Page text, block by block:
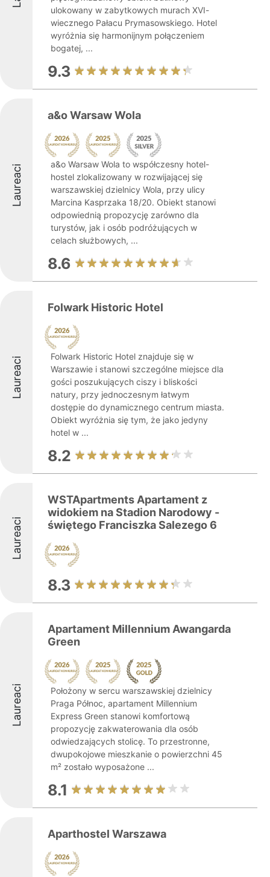
ulokowany w zabytkowych murach XVI-
wiecznego Pałacu Prymasowskiego. Hotel
wyróżnia się harmonijnym połączeniem
bogatej, ...
9.3
Laureaci
a&o Warsaw Wola
a&o Warsaw Wola to współczesny hotel-
hostel zlokalizowany w rozwijającej się
warszawskiej dzielnicy Wola, przy ulicy
Marcina Kasprzaka 18/20. Obiekt stanowi
odpowiednią propozycję zarówno dla
turystów, jak i osób podróżujących w
celach służbowych, ...
8.6
Laureaci
Folwark Historic Hotel
Folwark Historic Hotel znajduje się w
Warszawie i stanowi szczególne miejsce dla
gości poszukujących ciszy i bliskości
natury, przy jednoczesnym łatwym
dostępie do dynamicznego centrum miasta.
Obiekt wyróżnia się tym, że jako jedyny
hotel w ...
8.2
Laureaci
WSTApartments Apartament z
widokiem na Stadion Narodowy -
świętego Franciszka Salezego 6
8.3
Laureaci
Apartament Millennium Awangarda
Green
Położony w sercu warszawskiej dzielnicy
Praga Północ, apartament Millennium
Express Green stanowi komfortową
propozycję zakwaterowania dla osób
odwiedzających stolicę. To przestronne,
dwupokojowe mieszkanie o powierzchni 45
m² zostało wyposażone ...
8.1
Aparthostel Warszawa